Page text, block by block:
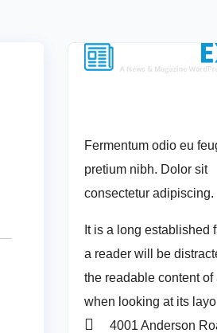
Fermentum odio eu
pretium nibh. Dolor sit
consectetur adipiscing.
It is a long established
a reader will be
the readable content of
when looking at its
4001 Anderson